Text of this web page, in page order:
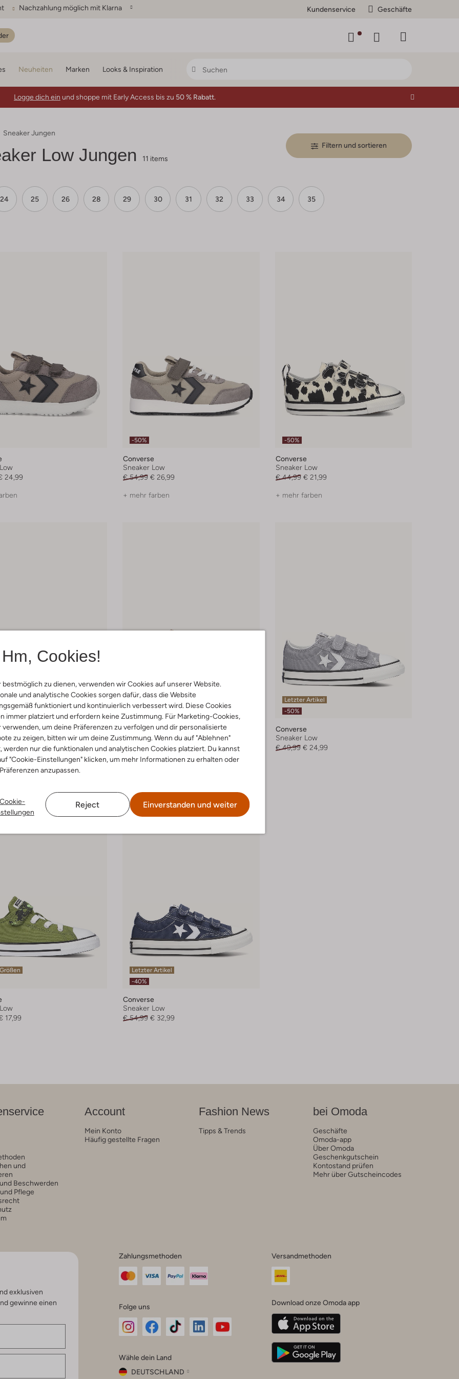
Nachzahlung möglich mit Klarna Kundenservice Geschäfte
Hm, Cookies!
bestmöglich zu dienen, verwenden wir Cookies auf unserer Website.
und analytische Cookies sorgen dafür, dass die Website
funktioniert und kontinuierlich verbessert wird. Diese Cookies
immer platziert und erfordern keine Zustimmung. Für Marketing-Cookies,
verwenden, um deine Präferenzen zu verfolgen und dir personalisierte
zu zeigen, bitten wir um deine Zustimmung. Wenn du auf "Ablehnen"
werden nur die funktionalen und analytischen Cookies platziert. Du kannst
"Cookie-Einstellungen" klicken, um mehr Informationen zu erhalten oder
anzupassen.
Cookie-
Reject Einverstanden und weiter
Neuheiten Marken Looks & Inspiration
Logge dich ein und shoppe mit Early Access bis zu 50 % Rabatt.
Sneaker Jungen
Low Jungen 11 items
Filtern und sortieren
24 25 26 28 29 30 31 32 33 34 35
24,99
-50%
Converse
Sneaker Low
€ 54,99 € 26,99
+ mehr farben
-50%
Converse
Sneaker Low
€ 44,99 € 21,99
+ mehr farben
26,99
Letzte Größen
Converse
Sneaker Low
€ 44,99 € 26,99
Letzter Artikel
-50%
Converse
Sneaker Low
€ 49,99 € 24,99
17,99
Letzter Artikel
-40%
Converse
Sneaker Low
€ 54,99 € 32,99
und
Beschwerden
Pflege
Account
Mein Konto
Häufig gestellte Fragen
Fashion News
Tipps & Trends
bei Omoda
Geschäfte
Omoda-app
Über Omoda
Geschenkgutschein
Kontostand prüfen
Mehr über Gutscheincodes
exklusiven
gewinne einen
Zahlungsmethoden
Folge uns
Instagram
Facebook
TikTok
Wähle dein Land
DEUTSCHLAND
Versandmethoden
Download onze Omoda app